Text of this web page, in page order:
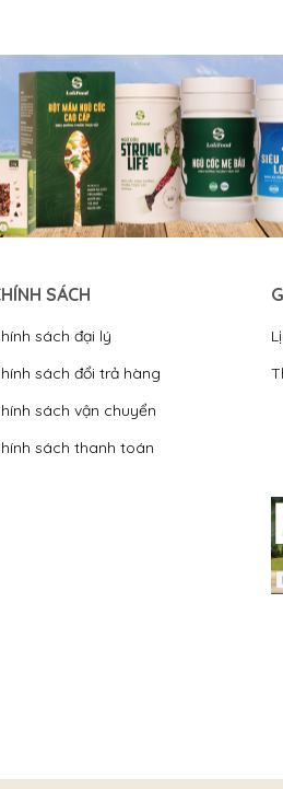
SÁCH
sách đại lý
sách đổi trả hàng
sách vận chuyển
sách thanh toán